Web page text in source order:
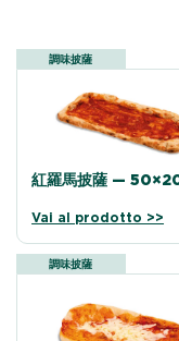
調味披薩
紅羅馬披薩 —
Vai al prodotto >>
調味披薩